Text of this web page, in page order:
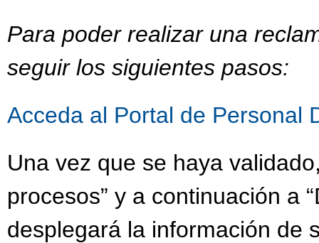
Para poder realizar una
seguir los siguientes pasos:
Acceda al Portal de Personal
Una vez que se haya
procesos” y a continuación a
desplegará la información de